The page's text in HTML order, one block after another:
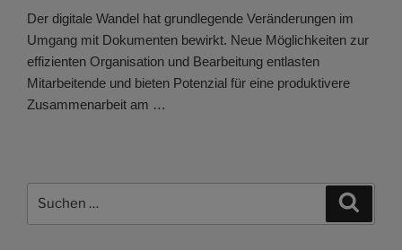
Der digitale Wandel hat grundlegende Veränderungen im
Umgang mit Dokumenten bewirkt. Neue Möglichkeiten zur
effizienten Organisation und Bearbeitung entlasten
Mitarbeitende und bieten Potenzial für eine produktivere
Zusammenarbeit am …